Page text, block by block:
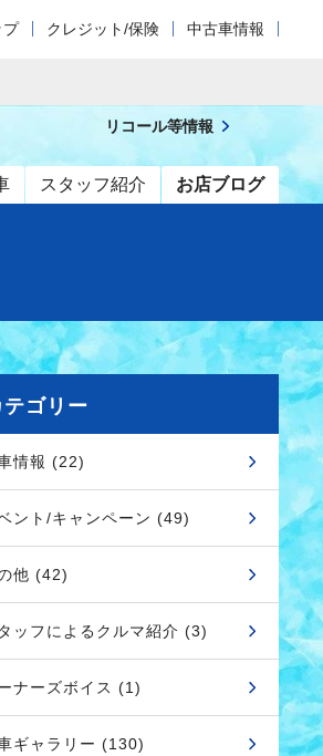
プ クレジット/保険 中古車情報
スタッフ紹介 お店ブログ
リコール等情報
テゴリー
情報 (22)
ント/キャンペーン (49)
他 (42)
ッフによるクルマ紹介 (3)
ナーズボイス (1)
ギャラリー (130)